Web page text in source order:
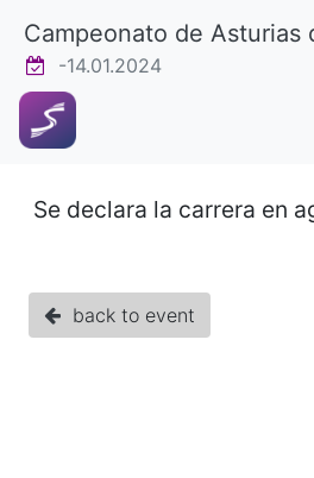
Campeonato de Asturias
-14.01.2024
Se declara la carrera en
back to event